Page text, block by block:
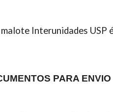
Interunidades USP
PARA ENVIO